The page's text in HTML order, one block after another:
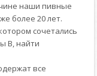
наши пивные
более 20 лет.
сочетались
В, найти
все